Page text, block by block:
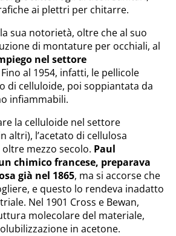
ai plettri per chitarre.
sua notorietà, oltre che al suo
di montature per occhiali, al
nel settore
Fino al 1954, infatti, le pellicole
di celluloide, poi soppiantata da
infiammabili.
la celluloide nel settore
altri), l’acetato di cellulosa
mezzo secolo. Paul
chimico francese, preparava
già nel 1865, ma si accorse che
e questo lo rendeva inadatto
Nel 1901 Cross e Bewan,
molecolare del materiale,
in acetone.